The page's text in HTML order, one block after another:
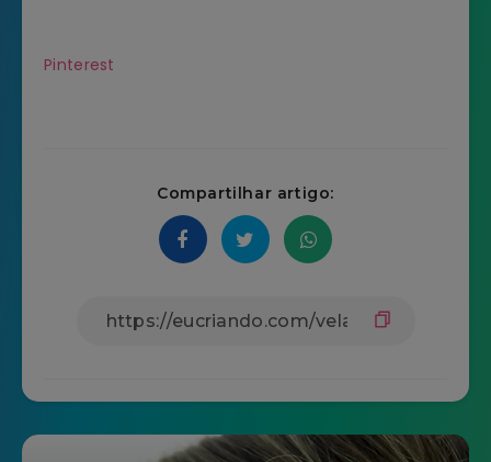
Pinterest
Compartilhar artigo: